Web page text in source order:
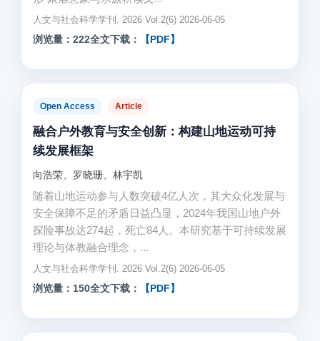
人文与社会科学学刊. 2026 Vol.2(6) 2026-06-05
浏览量：222全文下载： 【PDF】
Open Access Article
融合户外教育与安全创新：构建山地运动可持
续发展框架
向浩荣、罗晓珊、林宇凯
随着山地运动参与人数突破4亿人次，其大众化发展与
安全保障不足的矛盾日益凸显，2024年我国山地户外
探险事故达274起，死亡84人。本研究基于可持续发展
理论与体教融合理念，...
人文与社会科学学刊. 2026 Vol.2(6) 2026-06-05
浏览量：150全文下载： 【PDF】